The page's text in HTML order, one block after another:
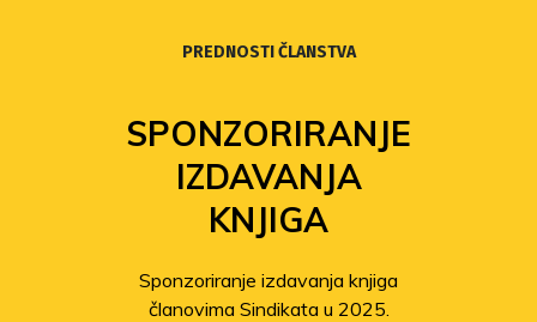
PREDNOSTI ČLANSTVA
SPONZORIRANJE
IZDAVANJA
KNJIGA
Sponzoriranje izdavanja knjiga
članovima Sindikata u 2025.